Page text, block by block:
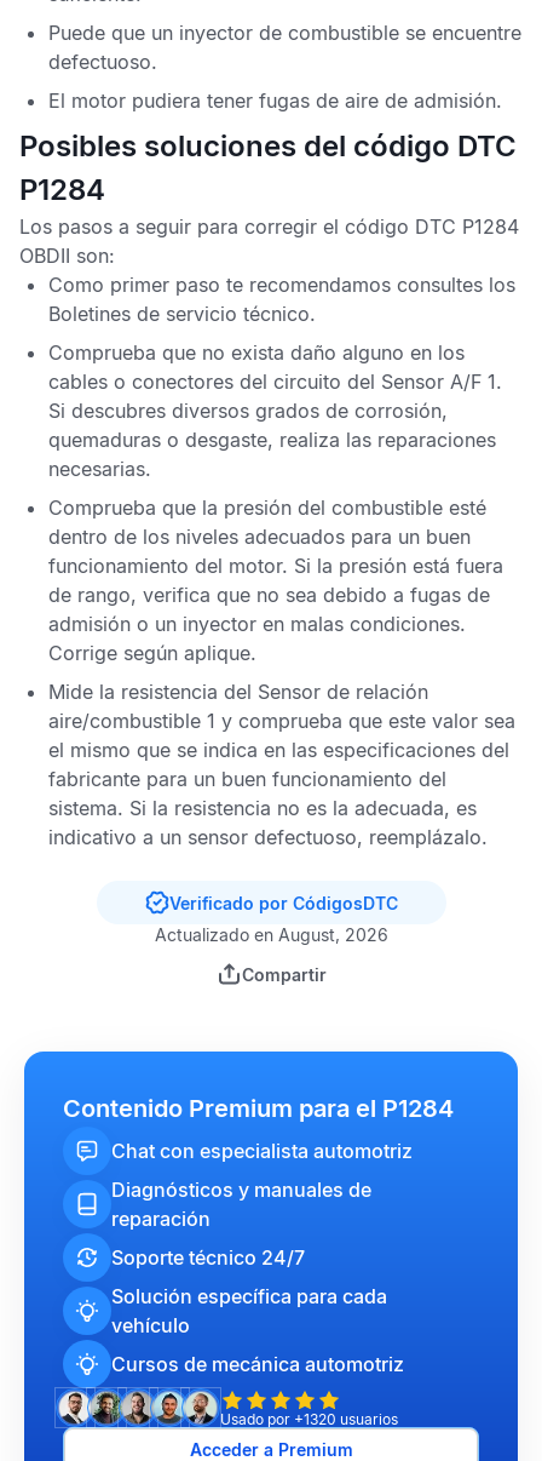
Puede que un inyector de combustible se encuentre
defectuoso.
El motor pudiera tener fugas de aire de admisión.
Posibles soluciones del código DTC
P1284
Los pasos a seguir para corregir el código DTC P1284
OBDII son:
Como primer paso te recomendamos consultes los
Boletines de servicio técnico.
Comprueba que no exista daño alguno en los
cables o conectores del circuito del Sensor A/F 1.
Si descubres diversos grados de corrosión,
quemaduras o desgaste, realiza las reparaciones
necesarias.
Comprueba que la presión del combustible esté
dentro de los niveles adecuados para un buen
funcionamiento del motor. Si la presión está fuera
de rango, verifica que no sea debido a fugas de
admisión o un inyector en malas condiciones.
Corrige según aplique.
Mide la resistencia del Sensor de relación
aire/combustible 1 y comprueba que este valor sea
el mismo que se indica en las especificaciones del
fabricante para un buen funcionamiento del
sistema. Si la resistencia no es la adecuada, es
indicativo a un sensor defectuoso, reemplázalo.
Verificado por CódigosDTC
Actualizado en August, 2026
Compartir
Contenido Premium para el P1284
Chat con especialista automotriz
Diagnósticos y manuales de
reparación
Soporte técnico 24/7
Solución específica para cada
vehículo
Cursos de mecánica automotriz
Usado por +1320 usuarios
Acceder a Premium